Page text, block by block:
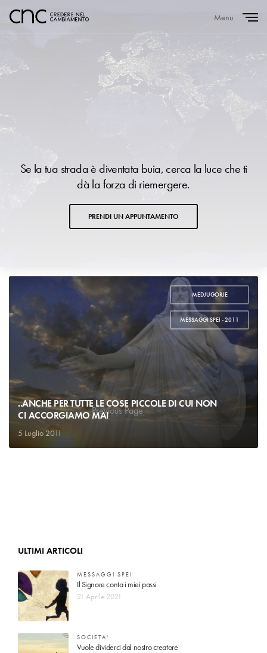
Menu
Se la tua strada è diventata buia, cerca la luce che ti
dà la forza di riemergere.
PRENDI UN APPUNTAMENTO
MEDJUGORJE
MESSAGGI SPEI - 2011
..ANCHE PER TUTTE LE COSE PICCOLE DI CUI NON
CI ACCORGIAMO MAI
5 Luglio 2011
Previous Page 1 2
ULTIMI ARTICOLI
MESSAGGI SPEI
Il Signore conta i miei passi
21 Aprile 2021
SOCIETA'
Vuole dividerci dal nostro creatore